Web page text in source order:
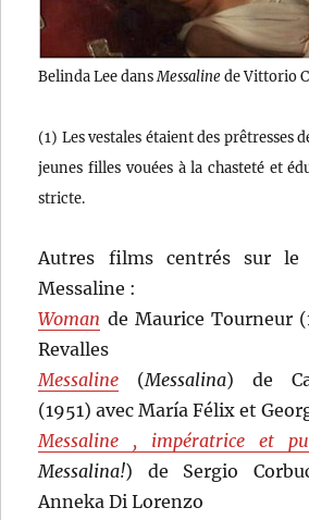
Belinda Lee dans Messalinede Vittorio
(1) Les vestales étaient des prêtresses
jeunes filles vouées à la chasteté et
stricte.
Autres films centrés sur le
Messaline :
Woman de Maurice Tourneur
Revalles
Messaline (Messalina) de
(1951) avec María Félix et
Messaline , impératrice et
Messalina!) de Sergio
Anneka Di Lorenzo